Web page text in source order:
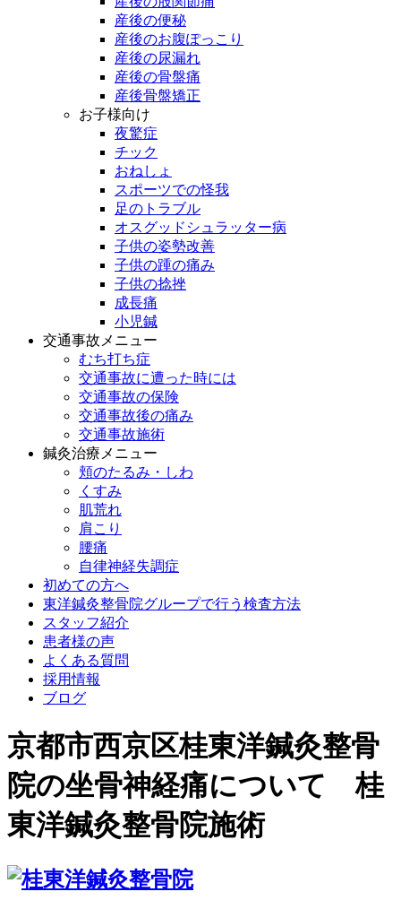
産後の便秘
産後のお腹ぽっこり
産後の尿漏れ
産後の骨盤痛
産後骨盤矯正
お子様向け
夜驚症
チック
おねしょ
スポーツでの怪我
足のトラブル
オスグッドシュラッター病
子供の姿勢改善
子供の踵の痛み
子供の捻挫
成長痛
小児鍼
交通事故メニュー
むち打ち症
交通事故に遭った時には
交通事故の保険
交通事故後の痛み
交通事故施術
鍼灸治療メニュー
頬のたるみ・しわ
くすみ
肌荒れ
肩こり
腰痛
自律神経失調症
初めての方へ
東洋鍼灸整骨院グループで行う検査方法
スタッフ紹介
患者様の声
よくある質問
採用情報
ブログ
京都市西京区桂東洋鍼灸整骨
院の坐骨神経痛について 桂
東洋鍼灸整骨院施術